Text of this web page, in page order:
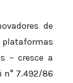
de
plataformas
– cresce a
n° 7.492/86